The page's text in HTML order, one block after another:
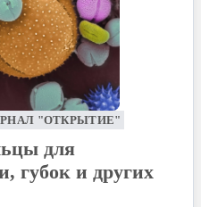
"ОТКРЫТИЕ"
для
губок и других